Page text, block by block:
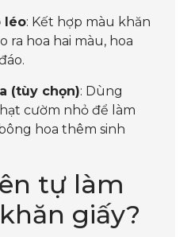
léo: Kết hợp màu khăn
ra hoa hai màu, hoa
(tùy chọn): Dùng
cườm nhỏ để làm
hoa thêm sinh
tự làm
giấy?